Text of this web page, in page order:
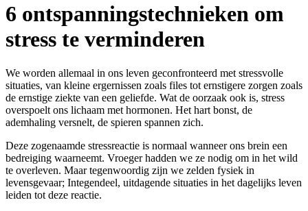
6 ontspanningstechnieken om
stress te verminderen
We worden allemaal in ons leven geconfronteerd met stressvolle
situaties, van kleine ergernissen zoals files tot ernstigere zorgen zoals
de ernstige ziekte van een geliefde. Wat de oorzaak ook is, stress
overspoelt ons lichaam met hormonen. Het hart bonst, de
ademhaling versnelt, de spieren spannen zich.
Deze zogenaamde stressreactie is normaal wanneer ons brein een
bedreiging waarneemt. Vroeger hadden we ze nodig om in het wild
te overleven. Maar tegenwoordig zijn we zelden fysiek in
levensgevaar; Integendeel, uitdagende situaties in het dagelijks leven
leiden tot deze reactie.